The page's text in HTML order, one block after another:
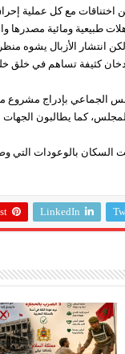
اختناقات مع كل عملية
طبيعية ومائية
انتشار الأزبال يشوه
كثيفة تساهم في خلق
الجماعي بإدراج مشروع
كما يطالبون الجهات
السكان بالوعودات التي
LinkedIn